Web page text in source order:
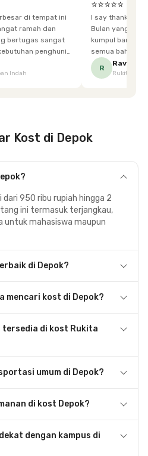
di tempat ini
penghuni.
karena sempat
Indah
⭐⭐⭐⭐⭐
I say thankyou
Bulan yang super happy! banyak
kumpul bareng
semua bahagia
mgkn saran dari air aja & kebersihan lebih di
R
Ravena
Rukita
Kost di Depok
dari 950 ribu rupiah hingga 2
ini termasuk terjangkau,
mahasiswa maupun
di Depok?
mencari kost di Depok?
di kost Rukita
umum di Depok?
di kost Depok?
dengan kampus di